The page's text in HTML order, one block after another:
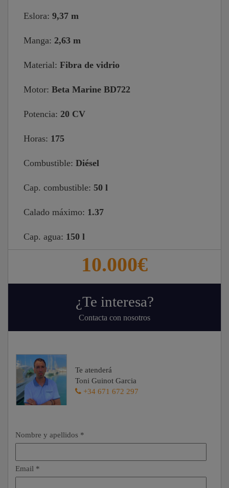
Eslora: 9,37 m
Manga: 2,63 m
Material: Fibra de vidrio
Motor: Beta Marine BD722
Potencia: 20 CV
Horas: 175
Combustible: Diésel
Cap. combustible: 50 l
Calado máximo: 1.37
Cap. agua: 150 l
10.000€
¿Te interesa?
Contacta con nosotros
Te atenderá
Toni Guinot Garcia
+34 671 672 297
Nombre y apellidos *
Email *